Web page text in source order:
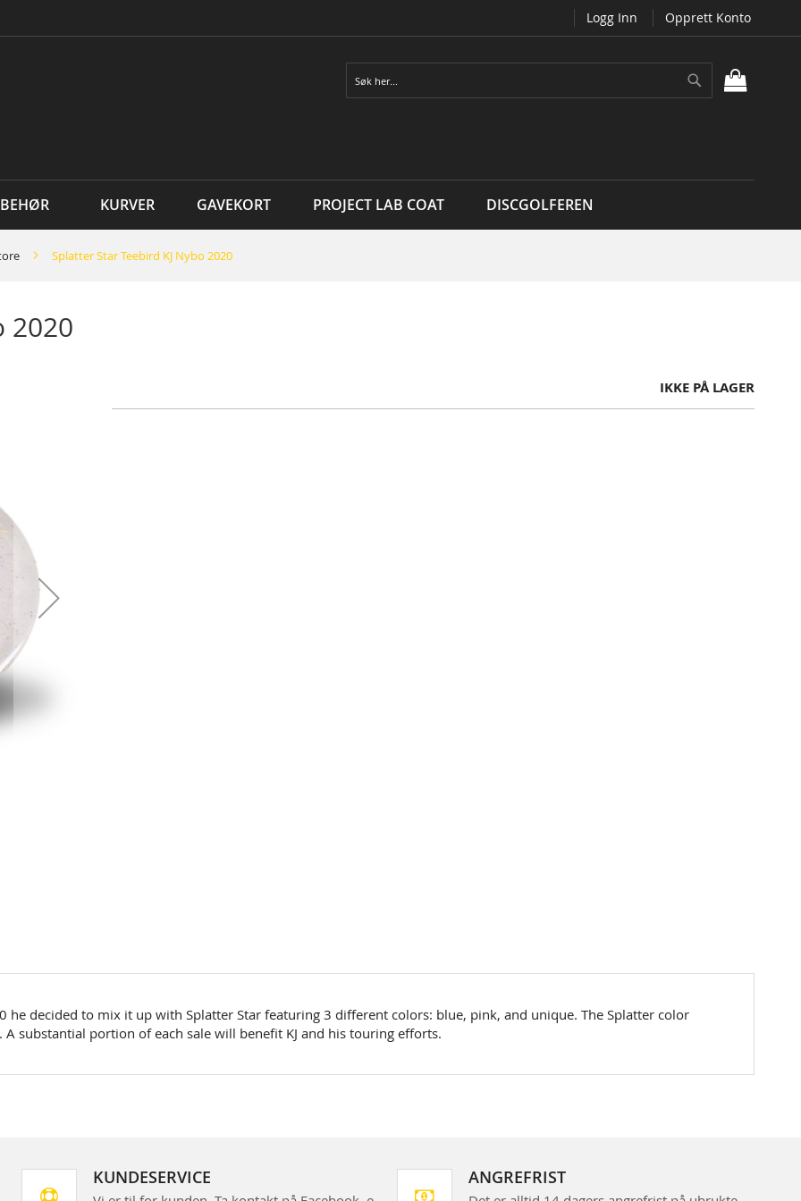
Logg Inn Opprett Konto
Søk
KURVER GAVEKORT PROJECT LAB COAT DISCGOLFEREN
Splatter Star Teebird KJ Nybo 2020
2020
IKKE PÅ LAGER
he decided to mix it up with Splatter Star featuring 3 different colors: blue, pink, and unique. The Splatter color
substantial portion of each sale will benefit KJ and his touring efforts.
KUNDESERVICE ANGREFRIST